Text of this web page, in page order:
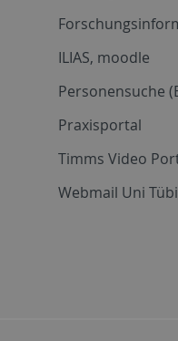
ILIAS, moodle
Personensuche
Praxisportal
Timms Video
Webmail Uni